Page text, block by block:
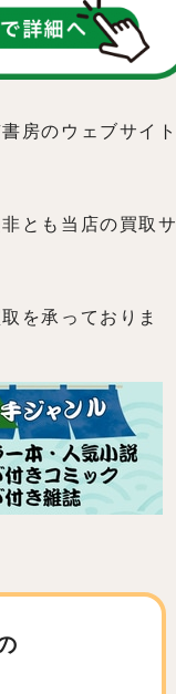
房のウェブサイト
とも当店の買取サ
を承っておりま